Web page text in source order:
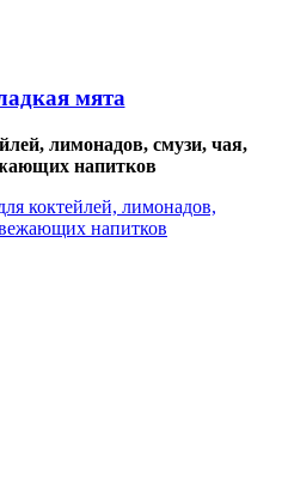
мята
лимонадов, смузи, чая,
напитков